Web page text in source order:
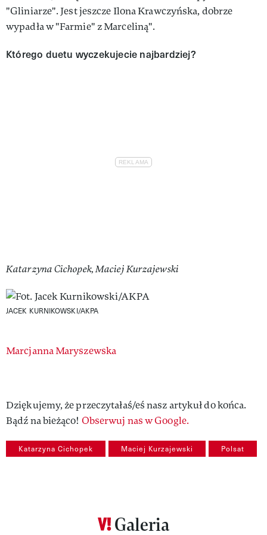
"Gliniarze". Jest jeszcze Ilona Krawczyńska, dobrze
wypadła w "Farmie" z Marceliną".
Którego duetu wyczekujecie najbardziej?
Katarzyna Cichopek, Maciej Kurzajewski
JACEK KURNIKOWSKI/AKPA
Authors
Marcjanna Maryszewska
Dziękujemy, że przeczytałaś/eś nasz artykuł do końca.
Bądź na bieżąco! Obserwuj nas w Google.
Katarzyna Cichopek Maciej Kurzajewski Polsat
Galeria